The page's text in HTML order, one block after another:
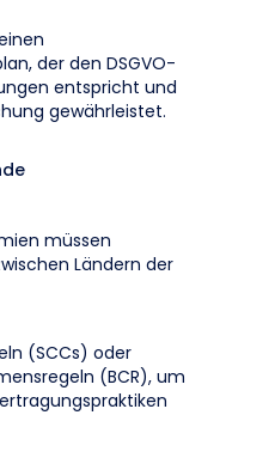
der den DSGVO-
entspricht und
gewährleistet.
müssen
Ländern der
(SCCs) oder
(BCR), um